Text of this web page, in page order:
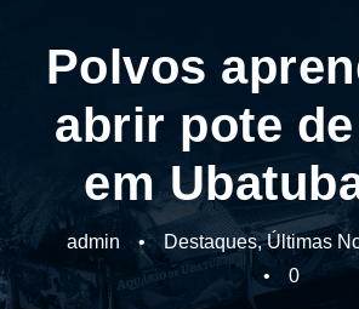
Polvos
abrir pote
em
admin • Destaques, Últimas
•
0